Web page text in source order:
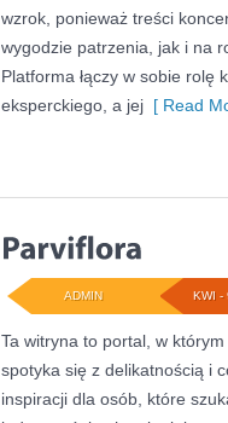
wzrok, ponieważ treści
wygodzie patrzenia, jak i na
Platforma łączy w sobie rolę
eksperckiego, a jej [ Read
KWI -
ADMIN
Ta witryna to portal, w
spotyka się z delikatnością i
inspiracji dla osób, które